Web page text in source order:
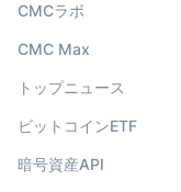
CMCラボ
CMC Max
トップニュース
ビットコインETF
暗号資産API